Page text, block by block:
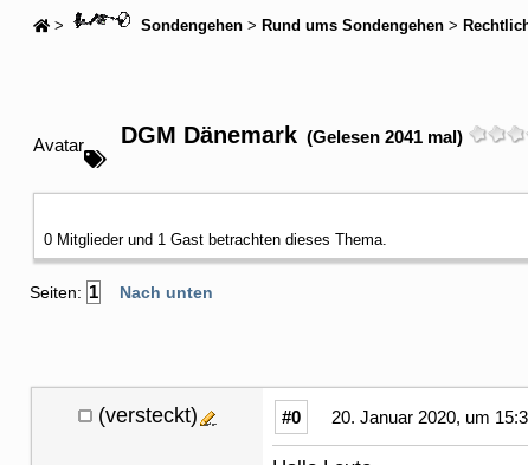
> Sondengehen > Rund ums Sondengehen >
Avatar DGM Dänemark (Gelesen 2041 mal)
0 Mitglieder und 1 Gast betrachten dieses Thema.
Seiten: 1 Nach unten
(versteckt) #0 20. Januar 2020, um